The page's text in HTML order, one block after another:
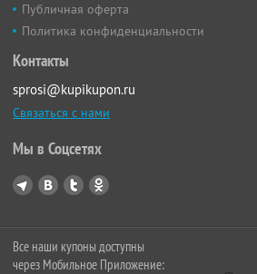
Публичная оферта
Политика конфиденциальности
Контакты
sprosi@kupikupon.ru
Связаться с нами
Мы в Соцсетях
Все наши купоны доступны
через Мобильное Приложение: